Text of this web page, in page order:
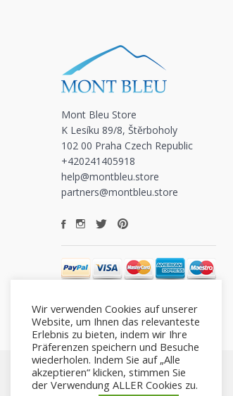
Mont Bleu Store
K Lesíku 89/8, Štěrboholy
102 00 Praha Czech Republic
+420241405918
help@montbleu.store
partners@montbleu.store
Wir verwenden Cookies auf unserer
Website, um Ihnen das relevanteste
Erlebnis zu bieten, indem wir Ihre
Präferenzen speichern und Besuche
wiederholen. Indem Sie auf „Alle
akzeptieren“ klicken, stimmen Sie
der Verwendung ALLER Cookies zu.